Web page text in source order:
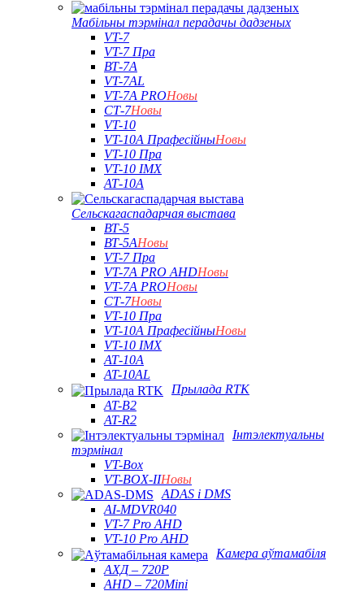
Мабільны тэрмінал перадачы дадзеных
VT-7
VT-7 Пра
ВТ-7А
VT-7AL
VT-7A PROНовы
СТ-7Новы
VT-10
VT-10A ПрафесійныНовы
VT-10 Пра
VT-10 IMX
АТ-10А
Сельскагаспадарчая выстава
ВТ-5
ВТ-5АНовы
VT-7 Пра
VT-7A PRO AHDНовы
VT-7A PROНовы
СТ-7Новы
VT-10 Пра
VT-10A ПрафесійныНовы
VT-10 IMX
АТ-10А
AT-10AL
Прылада RTK
AT-B2
AT-R2
Інтэлектуальны
тэрмінал
VT-Box
VT-BOX-IIНовы
ADAS і DMS
AI-MDVR040
VT-7 Pro AHD
VT-10 Pro AHD
Камера аўтамабіля
АХД – 720Р
AHD – 720Mini